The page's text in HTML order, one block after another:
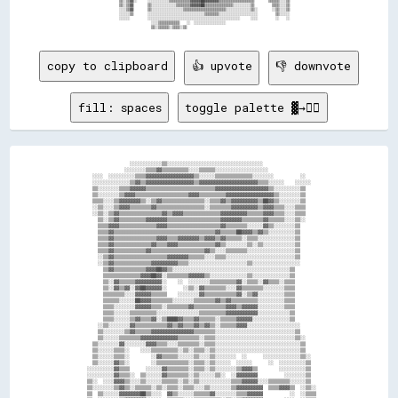
                    ▒▒░░▒▒▓▓        ▒▒░░░░░░░░░░░░░░▒▒▒▒▒▒▒▒▓▓▓▓▓▓██▒▒▒▒▒▒▒▒▒▒▒▒▒▒▒▒░░░░░░░░░░▒▒          ▒▒▒▒░░░░▒▒
                    ░░░░▒▒▓▓        ▒▒░░░░░░░░░░░░░░░░░░▒▒▒▒▒▒▒▒▒▒▒▒▒▒▒▒▒▒▒▒▒▒▒▒░░░░░░░░░░░░░░▒▒░░        ░░▒▒░░░░▒▒
                    ░░░░░░▒▒        ░░░░░░░░░░░░░░░░░░░░░░░░░░░░░░░░▒▒▒▒▒▒▒▒░░░░░░░░░░░░░░░░░░░░░░          ▒▒░░░░░░
                                      ░░░░▒▒▒▒▒▒▒▒▒▒▒▒    ░░  ░░░░░░░░░░░░░░░░░░
copy to clipboard 👍 upvote 👎 downvote
fill: spaces toggle palette ▓→✊🏽
                      ░░░░░░░░░░░░▒▒░░░░░░░░░░░░░░░░░░░░░░░░░░░░░░░░░░░░
                    ░░░░░░░░▒▒▒▒▓▓▒▒▒▒▒▒▒▒▒▒░░░░▒▒▒▒▒▒░░░░░░░░░░░░░░░░░░░░
        ░░░░  ░░░░░░░░░░▒▒▒▒▓▓▓▓▓▓▓▓▓▓▓▓▓▓▓▓▓▓▒▒░░░░░░▒▒▒▒▒▒▒▒▒▒▒▒▒▒░░░░░░░░          ░░
        ░░░░░░░░░░░░░░▒▒▓▓▒▒▓▓▓▓▓▓▓▓▓▓▓▓▓▓▓▓▓▓▒▒▓▓▓▓▓▓▓▓▓▓▓▓▓▓▓▓▓▓▓▓▓▓▒▒▒▒░░░░░░    ░░░░░░
        ▒▒░░░░░░░░▒▒▒▒▓▓▓▓▓▓▒▒▒▒▒▒▒▒▒▒▒▒▒▒▒▒▒▒▒▒▒▒▒▒▒▒▓▓▓▓▓▓▓▓▓▓▓▓▓▓▓▓▓▓▓▓▒▒░░░░░░░░░░▒▒
        ▒▒░░░░░░░░▒▒▓▓▓▓▒▒▒▒▒▒▒▒▒▒▒▒▒▒▒▒▒▒▒▒▓▓▓▓▒▒▒▒▒▒▒▒▒▒▓▓▓▓▓▓▓▓▓▓▓▓▓▓▓▓▓▓▒▒░░░░░░░░▒▒
        ▒▒▒▒░░░░▒▒▓▓▓▓▓▓▓▓▒▒░░▒▒▓▓▒▒▒▒▒▒▒▒▒▒▒▒▒▒▒▒░░▒▒▒▒▓▓▒▒▓▓▓▓▓▓▓▓▓▓▒▒██▓▓▒▒░░░░░░░░▒▒
        ░░▒▒░░░░▒▒▓▓▓▓▒▒▒▒▒▒▒▒▓▓▒▒▒▒▒▒▒▒▒▒▒▒▒▒▒▒▒▒░░▒▒▒▒▒▒▒▒▓▓▓▓▓▓▓▓▓▓▒▒▓▓▓▓▒▒▒▒░░░░▒▒▒▒
        ░░▒▒░░▒▒▓▓▒▒▒▒▒▒▒▒▒▒▒▒▒▒▒▒▓▓▒▒▓▓▓▓▒▒▒▒▒▒▒▒▒▒▒▒▒▒▓▓▓▓▓▓▓▓▓▓▒▒▒▒▒▒▓▓▓▓▒▒▒▒░░░░▒▒▒▒
          ▒▒░░▒▒▓▓▒▒▒▒▒▒▒▒▒▒▓▓▓▓▓▓▓▓▒▒▒▒▒▒▒▒▒▒▒▒▒▒▒▒▒▒▒▒▓▓▓▓▓▓▓▓▒▒▒▒▒▒▒▒▓▓▒▒▒▒▒▒░░░░▒▒░░
          ▒▒▒▒▓▓▓▓▒▒▒▒▒▒▒▒▒▒▒▒▒▒▓▓▓▓▒▒▒▒▒▒▒▒▒▒▒▒▒▒▒▒▒▒▒▒▓▓▒▒▒▒▒▒▒▒░░░░░░▓▓▒▒░░░░░░░░▒▒
          ▒▒▒▒▓▓▒▒▒▒▒▒▒▒▒▒▒▒▒▒▒▒▒▒▒▒▒▒▒▒▒▒▒▒▒▒▒▒▒▒▒▒▒▒▓▓▒▒▒▒▒▒██▓▓▓▓▒▒▓▓▒▒░░░░░░░░░░▒▒
          ▒▒▒▒▓▓▒▒▒▒▒▒▒▒▒▒▒▒▒▒▒▒▓▓▓▓▒▒▒▒▓▓▓▓▓▓▓▓▒▒▓▓▓▓▒▒▓▓▒▒▒▒▒▒░░▒▒▒▒░░░░░░░░░░░░░░▒▒
          ▒▒▒▒▓▓▒▒▒▒▒▒▒▒▒▒▒▒▒▒▓▓▒▒▒▒▓▓▓▓▒▒▒▒▒▒▒▒▒▒▒▒▒▒▓▓▒▒░░░░░░░░▒▒░░▒▒░░░░░░░░░░░░▒▒
          ▒▒▒▒▓▓▒▒▒▒▒▒▒▒▒▒▒▒▓▓▒▒▒▒▒▒▒▒▒▒▒▒▒▒▒▒▒▒▒▒▓▓▒▒░░░░▒▒▒▒▒▒▒▒░░░░░░░░░░░░░░░░░░▒▒
          ░░▒▒▓▓▒▒▒▒▒▒▒▒▒▒▒▒▒▒▒▒▒▒▒▒▓▓▓▓▓▓▓▓▒▒▒▒▒▒░░░░▒▒▒▒░░░░░░░░░░░░░░░░░░░░░░░░░░▒▒
          ░░▒▒▓▓▒▒▒▒▒▒▒▒▒▒▒▒▒▒▓▓▓▓▓▓▓▓▓▓▒▒▒▒░░░░░░░░░░░░░░░░░░░░░░▒▒░░░░░░░░░░░░░░░░░░
            ▒▒▓▓▒▒▒▒▒▒▒▒▒▒▒▒▓▓▓▓██▓▓▒▒░░░░░░░░░░░░░░░░░░░░░░░░░░░░░░░░░░░░░░░░░░░░▒▒
            ▒▒▒▒▒▒▒▒▒▒▒▒▒▒▓▓▓▓██▓▓░░▒▒▒▒▒▒▒▒▓▓▓▓▓▓▒▒░░░░░░░░░░░░░░▒▒░░░░░░░░░░░░░░▒▒
            ▒▒░░▓▓▒▒▒▒▒▒▓▓▓▓▓▓▓▓▓▓░░    ░░  ░░░░░░░░▒▒▒▒▒▒▒▒▒▒▓▓░░▒▒▒▒░░▓▓▒▒▒▒░░▒▒▒▒
            ▒▒░░▓▓▒▒▓▓░░▓▓██▓▓▓▓▓▓░░      ░░▒▒░░▓▓▒▒▒▒▒▒▒▒░░░░▓▓▒▒▒▒▒▒▒▒░░░░░░░░▒▒▒▒
            ▒▒▒▒▒▒▒▒░░░░▓▓▓▓▓▓▒▒▒▒▒▒    ░░░░░░░░▓▓▒▒▒▒▒▒▒▒▒▒▒▒▓▓░░▒▒▓▓░░░░░░░░░░▒▒▒▒
            ▒▒▒▒▒▒░░░░░░██▓▓▓▓▒▒▒▒▒▒▒▒░░░░░░░░▒▒▒▒▒▒▒▒▓▓▒▒▓▓▒▒▒▒▒▒▒▒▒▒░░░░░░░░░░▒▒▒▒
            ▒▒▒▒░░░░░░░░▓▓▓▓▓▓▒▒▒▒░░▒▒▒▒▒▒▒▒▓▓▒▒▒▒▒▒▒▒▒▒▒▒▓▓▓▓▒▒▓▓▓▓▓▓░░░░░░░░░░▒▒▒▒
            ▒▒▒▒░░░░░░▒▒▒▒▒▒▒▒▒▒░░░░░░░░░░░░░░░░▒▒▒▒▒▒▒▒▒▒▓▓▓▓▓▓▓▓▓▓▓▓░░░░░░░░░░░░▒▒
            ▒▒▒▒░░░░░░▒▒▓▓▒▒▒▒▓▓░░▒▒████▓▓▒▒▒▒▓▓▒▒▒▒▒▒░░▒▒▒▒▒▒▓▓▓▓▓▓░░░░░░░░░░░░░░▒▒
          ░░▒▒░░░░░░░░▓▓▒▒▒▒▒▒▒▒▒▒▒▒▓▓▒▒▓▓▒▒▒▒▓▓▒▒▓▓▒▒░░▒▒▒▒▒▒▓▓▓▓░░░░░░░░░░░░░░░░░░░░
          ▒▒░░░░░░░░▒▒▓▓▒▒▒▒▒▒▓▓▓▓▓▓▓▓▓▓▓▓▓▓▓▓▒▒▒▒▒▒▒▒░░░░░░░░░░░░░░░░░░░░░░░░░░░░░░▒▒
          ▒▒░░░░░░▒▒▒▒▒▒▒▒▓▓▓▓▓▓▓▓▓▓▓▓▓▓▒▒▒▒▒▒▒▒░░▒▒▒▒░░░░░░░░░░░░░░░░░░░░░░░░░░░░░░▒▒░░
        ▒▒░░░░░░░░▓▓░░░░░░░░▓▓▓▓▒▒▒▒░░░░▒▒▒▒▒▒▒▒░░▒▒▒▒░░░░░░░░░░░░░░░░░░░░░░░░░░░░░░░░▒▒
        ▒▒░░░░░░▒▒▒▒░░    ░░░░▒▒▒▒▒▒▒▒▒▒░░▒▒░░▒▒▒▒░░▒▒░░░░░░░░░░░░░░░░░░░░░░░░░░░░░░░░▒▒
        ▒▒░░░░░░▒▒▒▒░░        ░░▓▓▒▒▒▒▒▒░░░░░░▒▒░░░░▒▒░░░░░░░░  ░░      ░░░░░░░░░░░░░░▒▒░░
        ▒▒░░░░░░▓▓▒▒░░        ░░▒▒▒▒▒▒▒▒▒▒▒▒░░▒▒▒▒░░▒▒░░░░░░  ░░░░░░      ░░  ░░░░░░░░░░▒▒
      ░░░░░░░░░░▓▓▒▒▒▒      ░░░░░░▓▓▒▒▒▒▒▒▒▒░░▒▒▒▒░░▒▒░░░░░░░░▒▒▓▓▓▓▒▒        ░░░░░░░░░░▒▒
      ░░░░░░░░░░▓▓▒▒▒▒░░  ▒▒░░░░░░▓▓▒▒▒▒▒▒▒▒░░▒▒░░░░░░▒▒░░  ░░▓▓▓▓▓▓▓▓          ░░░░░░░░▒▒
      ▒▒░░  ░░░░▓▓▓▓▒▒░░░░▒▒░░░░░░▒▒▒▒▒▒░░▒▒░░▒▒░░░░░░░░░░░░▒▒▒▒▓▓▓▓▓▓░░░░▒▒▒▒▒▒▒▒░░░░░░▒▒
      ▒▒░░░░░░░░▒▒▓▓▒▒░░▒▒▒▒▒▒░░▒▒░░▒▒▒▒░░▒▒▒▒░░░░▒▒░░░░░░░░▒▒▓▓▓▓▓▓▓▓▓▓  ▒▒▒▒▓▓▓▓▒▒  ░░▒▒░░
      ▒▒  ▒▒░░░░░░▓▓▓▓▓▓▓▓██▒▒░░░░  ▓▓▒▒░░░░░░▒▒▒▒▒▒▓▓░░░░░░░░▒▒▒▒▓▓▓▓▓▓          ░░  ░░▒▒▒▒